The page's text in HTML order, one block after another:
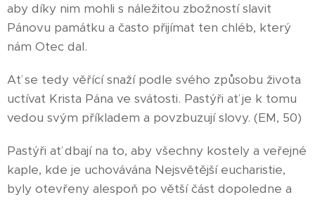
aby díky nim mohli s náležitou zbožností slavit
Pánovu památku a často přijímat ten chléb, který
nám Otec dal.
Ať se tedy věřící snaží podle svého způsobu života
uctívat Krista Pána ve svátosti. Pastýři ať je k tomu
vedou svým příkladem a povzbuzují slovy. (EM, 50)
Pastýři ať dbají na to, aby všechny kostely a veřejné
kaple, kde je uchovávána Nejsvětější eucharistie,
byly otevřeny alespoň po větší část dopoledne a